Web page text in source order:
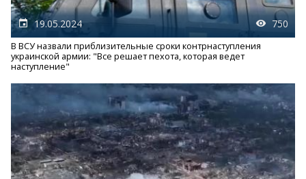
19.05.2024 750
В ВСУ назвали приблизительные сроки контрнаступления
украинской армии: "Все решает пехота, которая ведет
наступление"